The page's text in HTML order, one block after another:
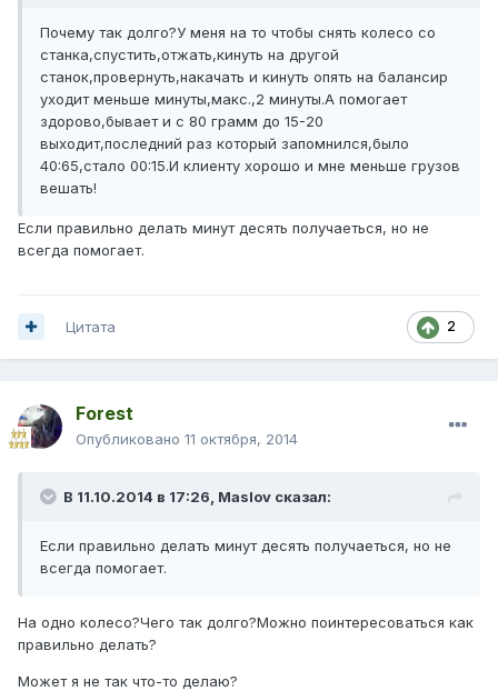
Почему так долго?У меня на то чтобы снять колесо со
станка,спустить,отжать,кинуть на другой
станок,провернуть,накачать и кинуть опять на балансир
уходит меньше минуты,макс.,2 минуты.А помогает
здорово,бывает и с 80 грамм до 15-20
выходит,последний раз который запомнился,было
40:65,стало 00:15.И клиенту хорошо и мне меньше грузов
вешать!
Если правильно делать минут десять получаеться, но не
всегда помогает.
2
Цитата
Forest
Опубликовано 11 октября, 2014
В 11.10.2014 в 17:26, Maslov сказал:
Если правильно делать минут десять получаеться, но не
всегда помогает.
На одно колесо?Чего так долго?Можно поинтересоваться как
правильно делать?
Может я не так что-то делаю?